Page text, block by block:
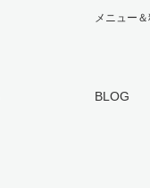
メニュー
BLOG